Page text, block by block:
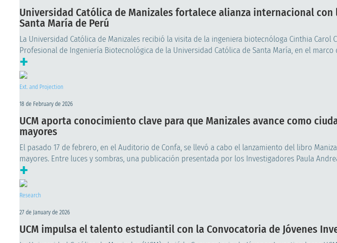
Universidad Católica de Manizales fortalece alianza internacional
Santa María de Perú
La Universidad Católica de Manizales recibió la visita de la ingeniera biotecnóloga Cinthia Carol
Profesional de Ingeniería Biotecnológica de la Universidad Católica de Santa María, en el
+
Ext. and Projection
18 de February de 2026
UCM aporta conocimiento clave para que Manizales avance como
mayores
El pasado 17 de febrero, en el Auditorio de Confa, se llevó a cabo el lanzamiento del libro
mayores. Entre luces y sombras, una publicación presentada por los Investigadores Paula
+
Research
27 de January de 2026
UCM impulsa el talento estudiantil con la Convocatoria de Jóvenes